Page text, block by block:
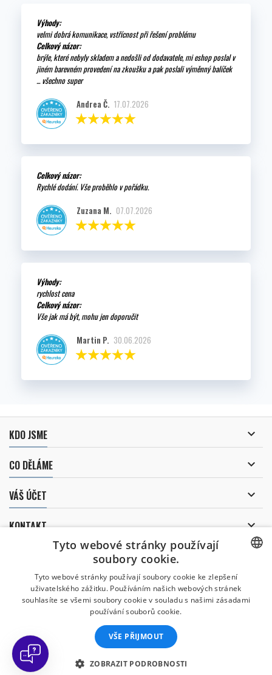
Výhody:
velmi dobrá komunikace, vstřícnost při řešení problému
Celkový názor:
brýle, které nebyly skladem a nedošli od dodavatele, mi eshop poslal v
jiném barevném provedení na zkoušku a pak poslali výměnný balíček
... všechno super
Andrea Č. 17.07.2026
Celkový názor:
Rychlé dodání. Vše proběhlo v pořádku.
Zuzana M. 07.07.2026
Výhody:
rychlost cena
Celkový názor:
Vše jak má být, mohu jen doporučit
Martin P. 30.06.2026
KDO JSME 
CO DĚLÁME 
VÁŠ ÚČET 
KONTAKT 
ODBĚR NOVINEK
Uděluji souhlas se
zpracováním osobních údajů.
CZECH
Tyto webové stránky používají
soubory cookie.
Tyto webové stránky používají soubory cookie ke zlepšení
uživatelského zážitku. Používáním našich webových stránek
souhlasíte se všemi soubory cookie v souladu s našimi zásadami
používání souborů cookie.
VŠE PŘIJMOUT
ZOBRAZIT PODROBNOSTI